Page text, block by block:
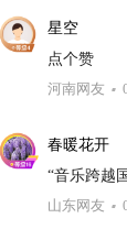
星空
点个赞
河南网友
春暖花开
“音乐跨越
山东网友